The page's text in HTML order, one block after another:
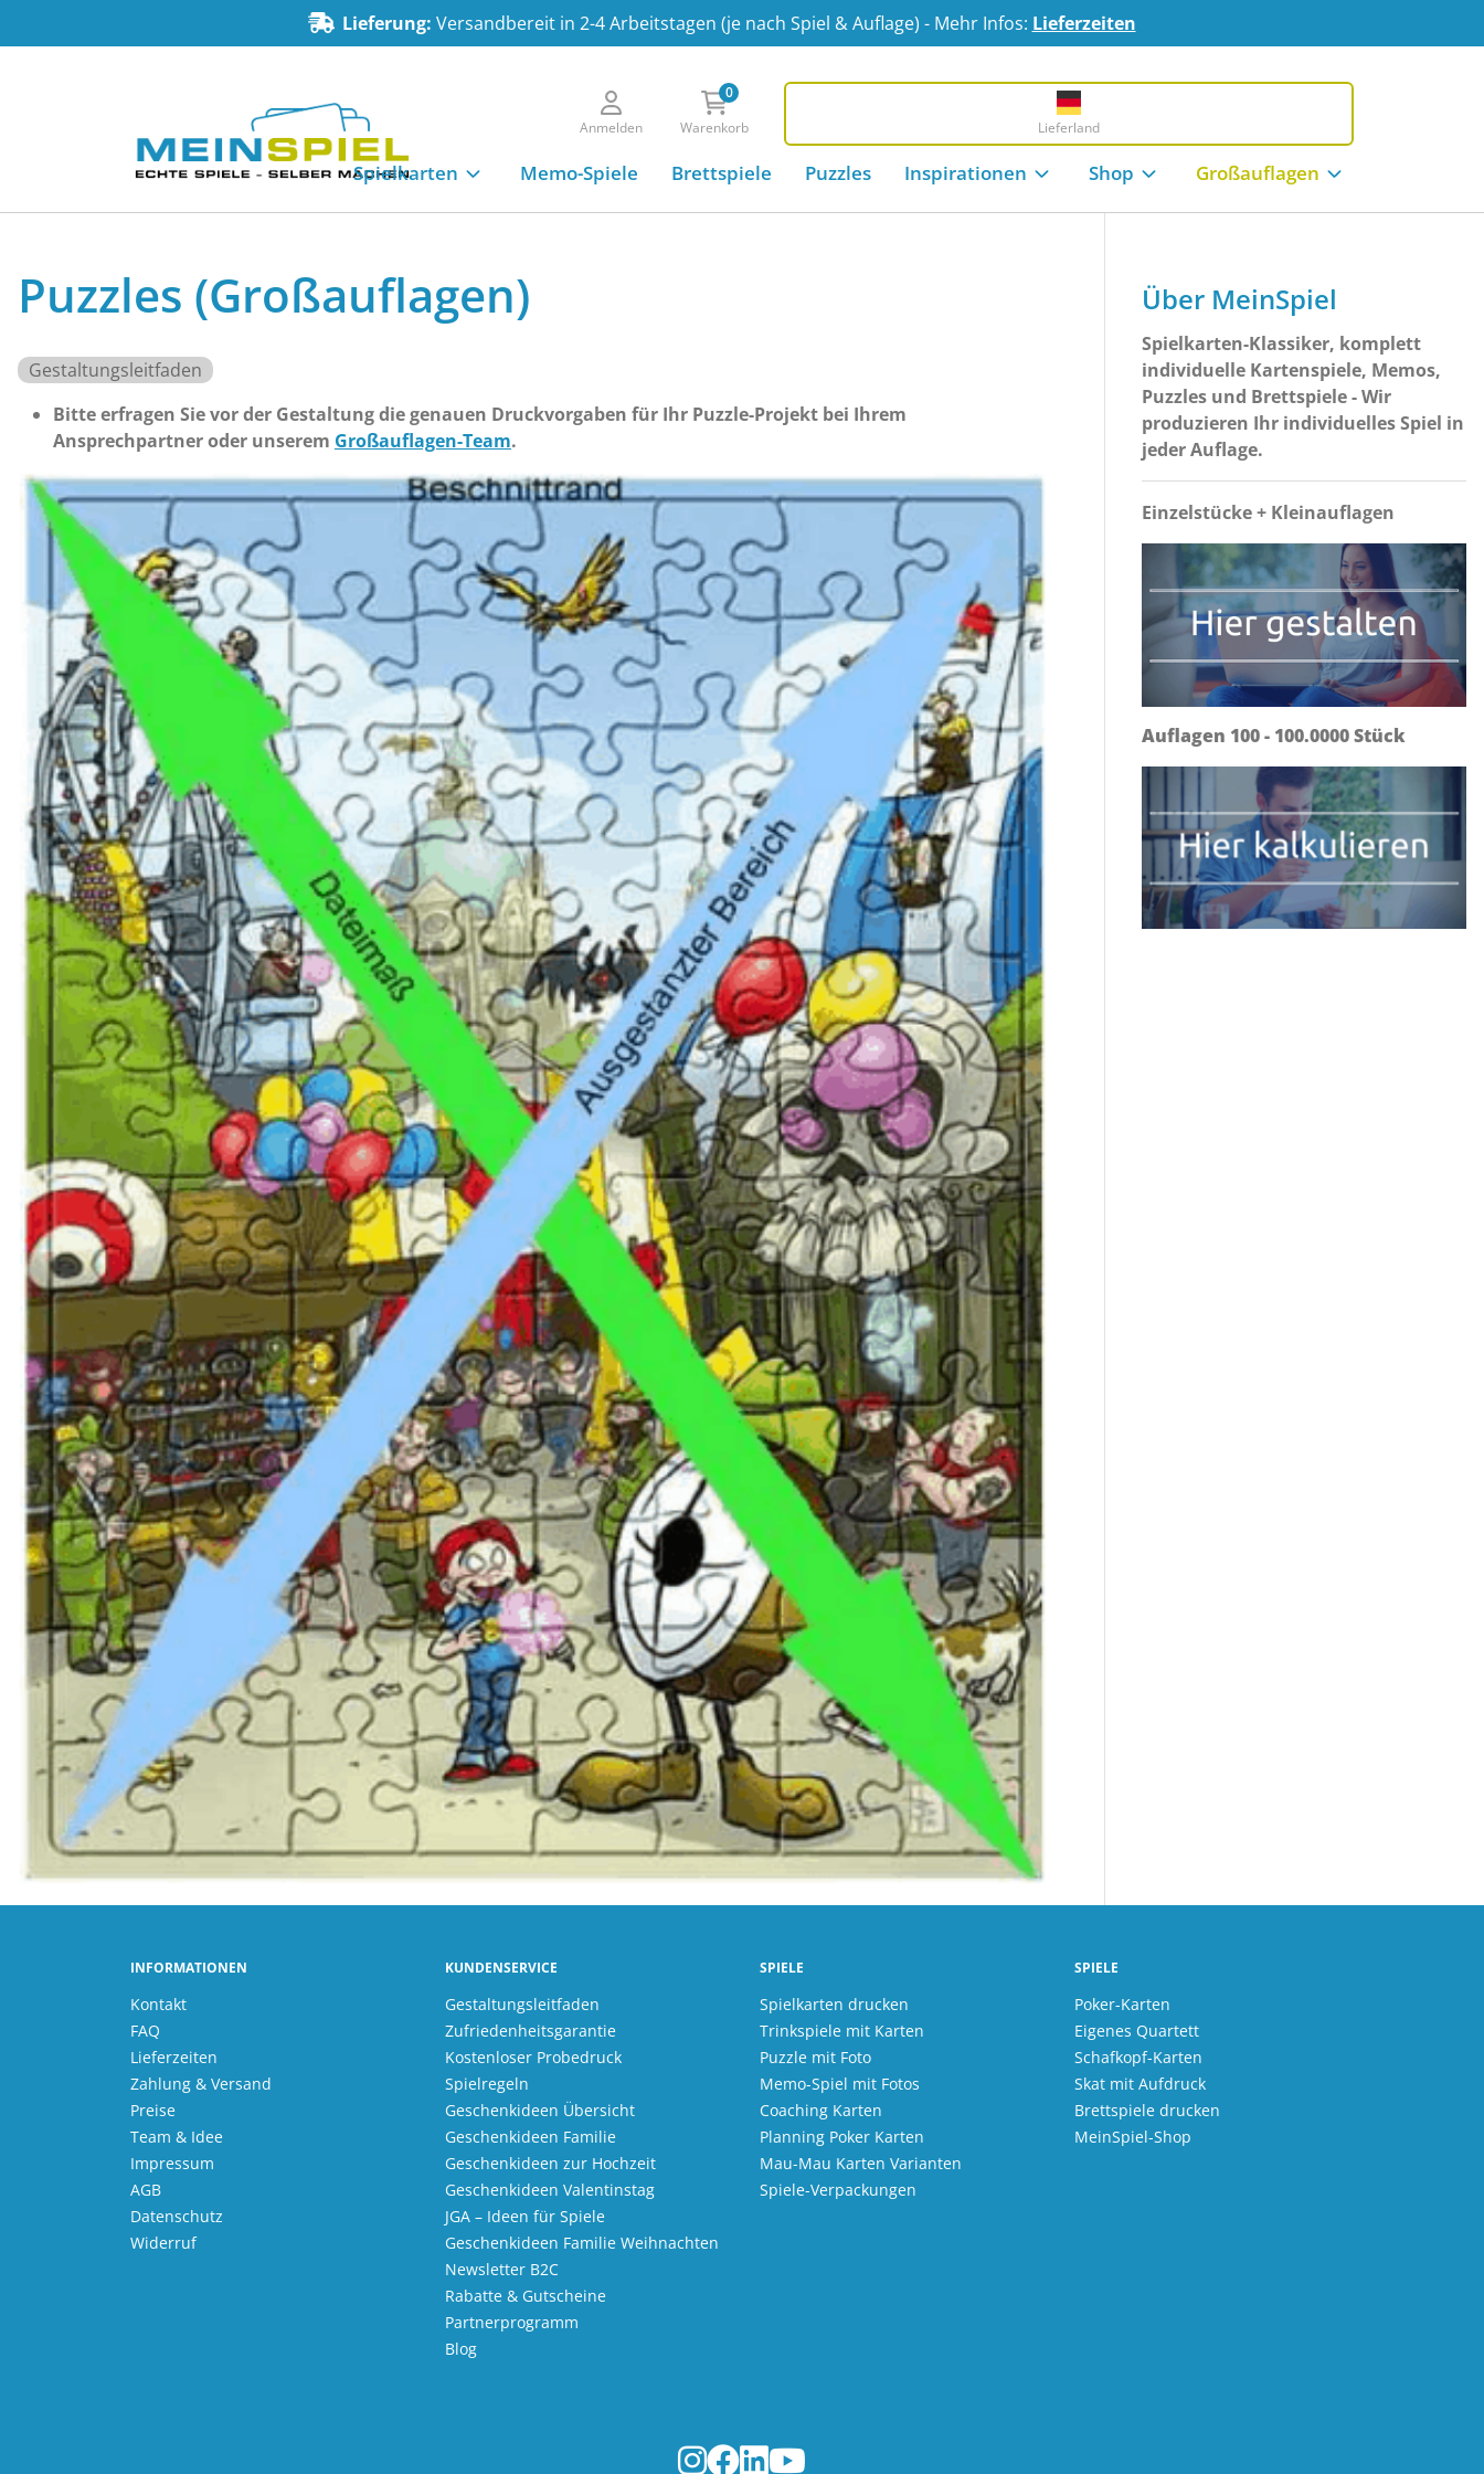
Lieferung: Versandbereit in 2-4 Arbeitstagen (je nach Spiel & Auflage) - Mehr Infos: Lieferzeiten
Anmelden
0
Warenkorb
Lieferland
Spielkarten Memo-Spiele Brettspiele Puzzles Inspirationen Shop Großauflagen
Puzzles (Großauflagen)
Gestaltungsleitfaden
Bitte erfragen Sie vor der Gestaltung die genauen Druckvorgaben für Ihr Puzzle-Projekt bei Ihrem
Ansprechpartner oder unserem Großauflagen-Team.
Über MeinSpiel
Spielkarten-Klassiker, komplett
individuelle Kartenspiele, Memos,
Puzzles und Brettspiele - Wir
produzieren Ihr individuelles Spiel in
jeder Auflage.
Einzelstücke + Kleinauflagen
Auflagen 100 - 100.0000 Stück
INFORMATIONEN
Kontakt
FAQ
Lieferzeiten
Zahlung & Versand
Preise
Team & Idee
Impressum
AGB
Datenschutz
Widerruf
KUNDENSERVICE
Gestaltungsleitfaden
Zufriedenheitsgarantie
Kostenloser Probedruck
Spielregeln
Geschenkideen Übersicht
Geschenkideen Familie
Geschenkideen zur Hochzeit
Geschenkideen Valentinstag
JGA – Ideen für Spiele
Geschenkideen Familie Weihnachten
Newsletter B2C
Rabatte & Gutscheine
Partnerprogramm
Blog
SPIELE
Spielkarten drucken
Trinkspiele mit Karten
Puzzle mit Foto
Memo-Spiel mit Fotos
Coaching Karten
Planning Poker Karten
Mau-Mau Karten Varianten
Spiele-Verpackungen
SPIELE
Poker-Karten
Eigenes Quartett
Schafkopf-Karten
Skat mit Aufdruck
Brettspiele drucken
MeinSpiel-Shop